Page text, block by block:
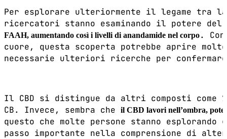
Per esplorare ulteriormente il legame tra
ricercatori stanno esaminando il potere del
FAAH, aumentando così i livelli di anandamide nel corpo.
cuore, questa scoperta potrebbe aprire
necessarie ulteriori ricerche per
Il CBD si distingue da altri composti come
CB. Invece, sembra che il CBD lavori nell’ombra,
questo che molte persone stanno
passo importante nella comprensione di